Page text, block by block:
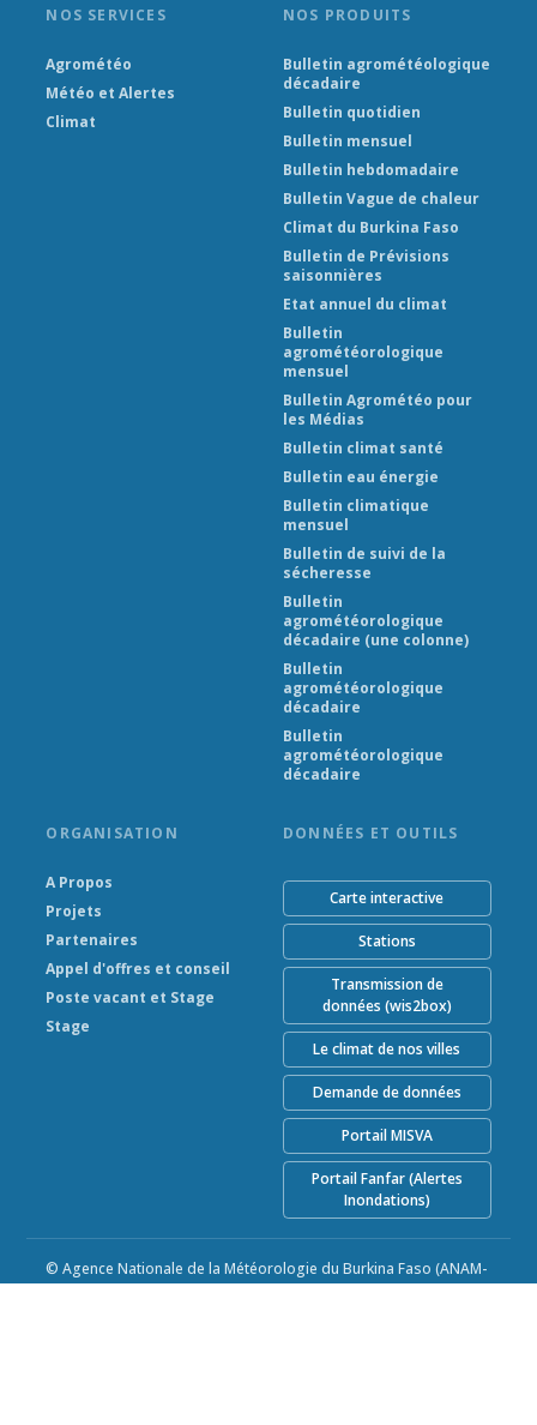
NOS SERVICES
Agrométéo
Météo et Alertes
Climat
NOS PRODUITS
Bulletin agrométéologique
décadaire
Bulletin quotidien
Bulletin mensuel
Bulletin hebdomadaire
Bulletin Vague de chaleur
Climat du Burkina Faso
Bulletin de Prévisions
saisonnières
Etat annuel du climat
Bulletin
agrométéorologique
mensuel
Bulletin Agrométéo pour
les Médias
Bulletin climat santé
Bulletin eau énergie
Bulletin climatique
mensuel
Bulletin de suivi de la
sécheresse
Bulletin
agrométéorologique
décadaire (une colonne)
Bulletin
agrométéorologique
décadaire
Bulletin
agrométéorologique
décadaire
ORGANISATION
A Propos
Projets
Partenaires
Appel d'offres et conseil
Poste vacant et Stage
Stage
DONNÉES ET OUTILS
Carte interactive
Stations
Transmission de
données (wis2box)
Le climat de nos villes
Demande de données
Portail MISVA
Portail Fanfar (Alertes
Inondations)
© Agence Nationale de la Météorologie du Burkina Faso (ANAM-
BF) 2026